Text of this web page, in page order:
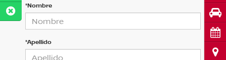
*Nombre
*Apellido